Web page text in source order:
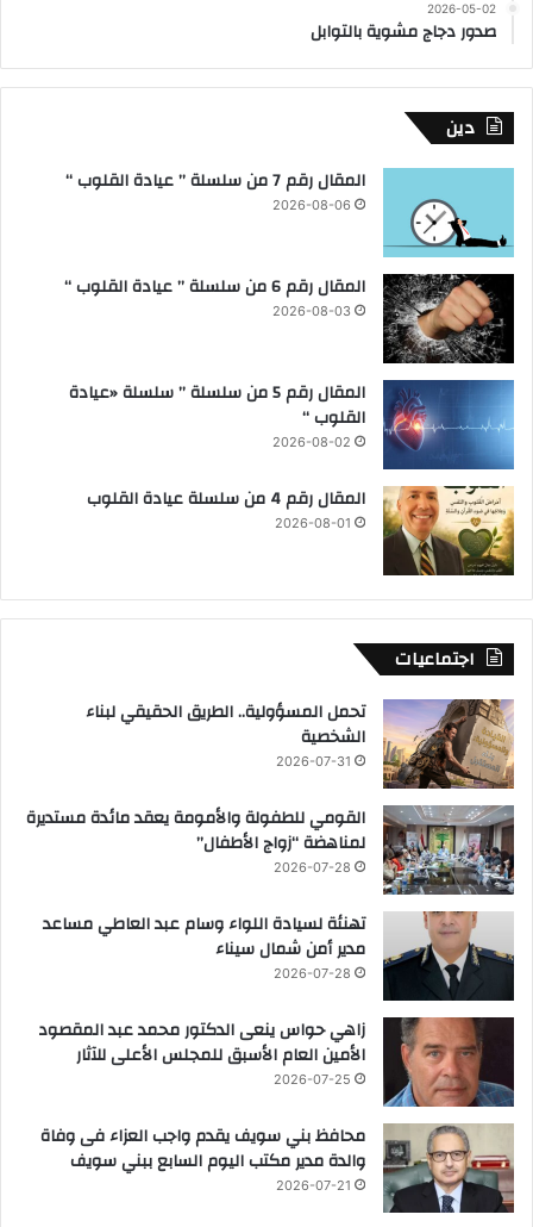
2026-05-02
صدور دجاج مشوية بالتوابل
دين
المقال رقم 7 من سلسلة ” عيادة القلوب “
2026-08-06
المقال رقم 6 من سلسلة ” عيادة القلوب “
2026-08-03
المقال رقم 5 من سلسلة ” سلسلة «عيادة
القلوب “
2026-08-02
المقال رقم 4 من سلسلة عيادة القلوب
2026-08-01
اجتماعيات
تحمل المسؤولية.. الطريق الحقيقي لبناء
الشخصية
2026-07-31
القومي للطفولة والأمومة يعقد مائدة مستديرة
لمناهضة “زواج الأطفال”
2026-07-28
تهنئة لسيادة اللواء وسام عبد العاطي مساعد
مدير أمن شمال سيناء
2026-07-28
زاهي حواس ينعى الدكتور محمد عبد المقصود
الأمين العام الأسبق للمجلس الأعلى للآثار
2026-07-25
محافظ بني سويف يقدم واجب العزاء فى وفاة
والدة مدير مكتب اليوم السابع ببني سويف
2026-07-21